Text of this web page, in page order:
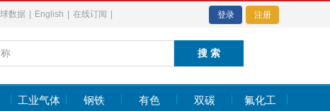
数据 English 在线订阅 登录 注册
工业气体 钢铁 有色 双碳 氟化工
62.9 日经指数 66300.44 2342.91